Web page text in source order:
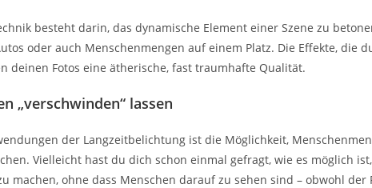
besteht darin, das dynamische Element einer Szene zu
oder auch Menschenmengen auf einem Platz. Die Effekte, die
deinen Fotos eine ätherische, fast traumhafte Qualität.
„verschwinden“ lassen
der Langzeitbelichtung ist die Möglichkeit,
Vielleicht hast du dich schon einmal gefragt, wie es möglich
machen, ohne dass Menschen darauf zu sehen sind – obwohl der